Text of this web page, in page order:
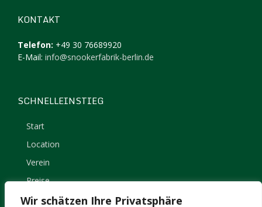
Wir schätzen Ihre Privatsphäre
KONTAKT
Telefon: +49 30 76689920
E-Mail: info@snookerfabrik-berlin.de
SCHNELLEINSTIEG
Start
Location
Verein
Preise
Kontakt